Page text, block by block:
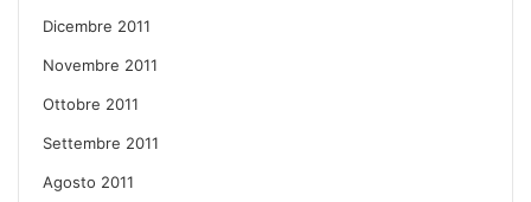
Dicembre 2011
Novembre 2011
Ottobre 2011
Settembre 2011
Agosto 2011